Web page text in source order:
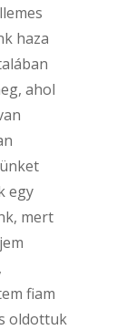
haza
ahol
egy
mert
fiam
oldottuk